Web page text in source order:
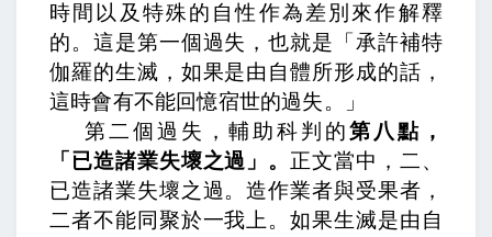
時間以及特殊的自性作為差別來作解釋
的。這是第一個過失，也就是「承許補特
伽羅的生滅，如果是由自體所形成的話，
這時會有不能回憶宿世的過失。」
第二個過失，輔助科判的第八點，
「已造諸業失壞之過」。 正文當中， 二、
已造諸業失壞之過。造作業者與受果者，
二者不能同聚於一我上。如果生滅是由自